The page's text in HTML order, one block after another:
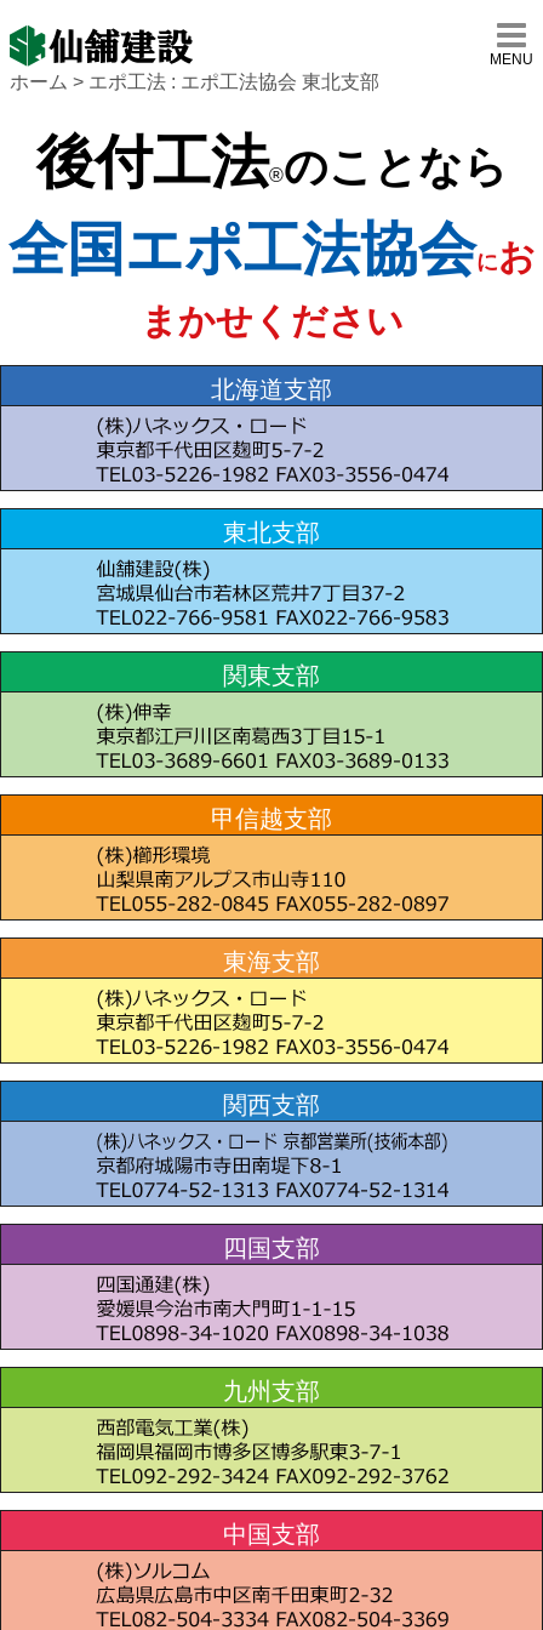
MENU
ホーム > エポ工法 : エポ工法協会 東北支部
後付工法®のことなら
全国エポ工法協会にお
まかせください
北海道支部
東北支部
関東支部
甲信越支部
東海支部
関西支部
四国支部
九州支部
中国支部